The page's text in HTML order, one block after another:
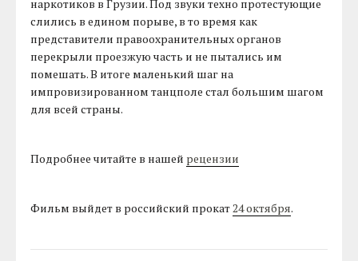
наркотиков в Грузии. Под звуки техно протестующие
слились в едином порыве, в то время как
представители правоохранительных органов
перекрыли проезжую часть и не пытались им
помешать. В итоге маленький шаг на
импровизированном танцполе стал большим шагом
для всей страны.
Подробнее читайте в нашей рецензии
Фильм выйдет в российский прокат24 октября.